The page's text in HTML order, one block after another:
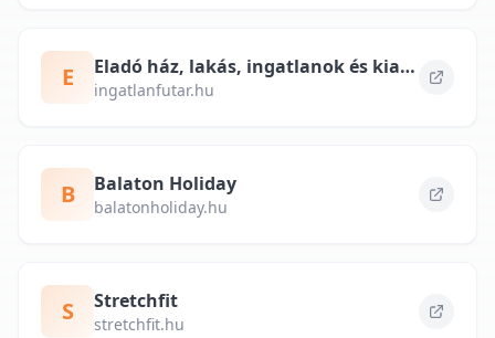
E Eladó ház, lakás, ingatlanok és kiadó albérlet – ingatlanfutar.hu
ingatlanfutar.hu
B Balaton Holiday
balatonholiday.hu
S Stretchfit
stretchfit.hu